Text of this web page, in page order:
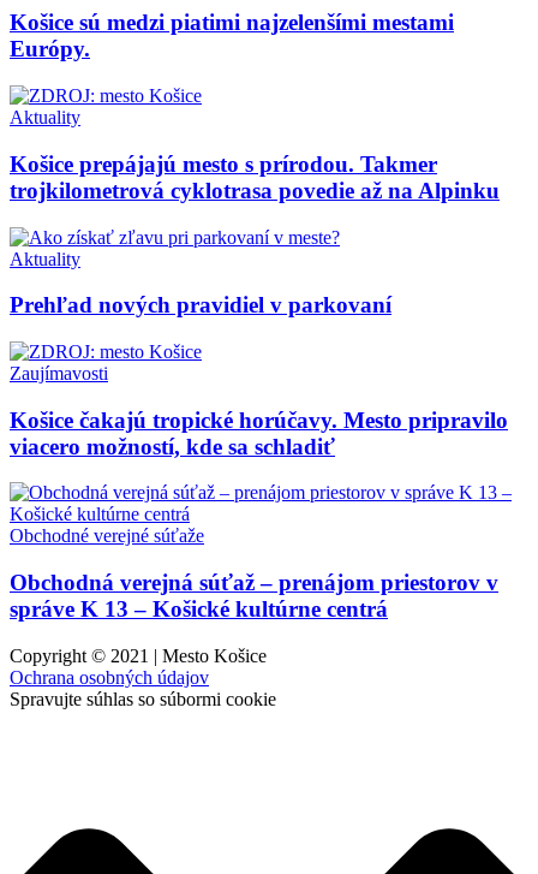
Košice sú medzi piatimi najzelenšími mestami
Európy.
Aktuality
Košice prepájajú mesto s prírodou. Takmer
trojkilometrová cyklotrasa povedie až na Alpinku
Aktuality
Prehľad nových pravidiel v parkovaní
Zaujímavosti
Košice čakajú tropické horúčavy. Mesto pripravilo
viacero možností, kde sa schladiť
Obchodné verejné súťaže
Obchodná verejná súťaž – prenájom priestorov v
správe K 13 – Košické kultúrne centrá
Copyright © 2021 | Mesto Košice
Ochrana osobných údajov
Spravujte súhlas so súbormi cookie